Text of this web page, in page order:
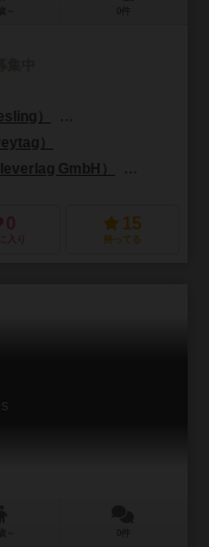
）
）
GmbH）
0
入り
15
持ってる